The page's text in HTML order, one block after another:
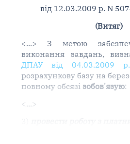
від 12.03.2009 р. N
(Витяг)
<...> З метою
виконання завдань,
ДПАУ від 04.03.2009
розрахункову базу на
повному обсязі зобов'язую:
<...>